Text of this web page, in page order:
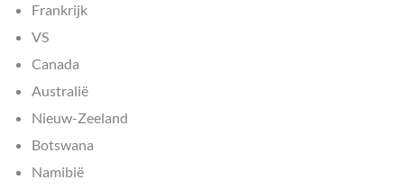
Frankrijk
VS
Canada
Australië
Nieuw-Zeeland
Botswana
Namibië